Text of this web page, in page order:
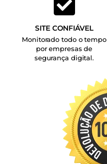
SITE CONFIÁVEL
Monitorado todo o tempo
por empresas de
segurança digital.